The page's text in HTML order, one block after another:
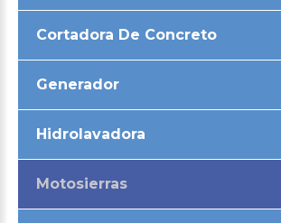
Cortadora De Concreto
Generador
Hidrolavadora
Motosierras